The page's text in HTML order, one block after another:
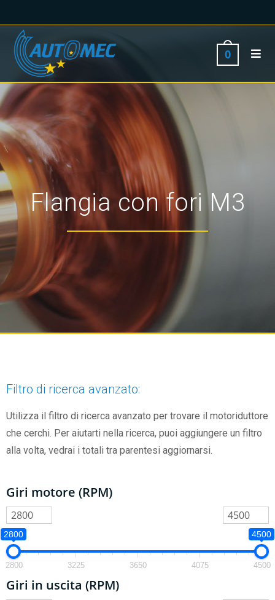
0
Flangia con fori M3
Filtro di ricerca avanzato:
Utilizza il filtro di ricerca avanzato per trovare il motoriduttore
che cerchi. Per aiutarti nella ricerca, puoi aggiungere un filtro
alla volta, vedrai i totali tra parentesi aggiornarsi.
Giri motore (RPM)
2800 4500
2800 3225 3650 4075 4500
Giri in uscita (RPM)